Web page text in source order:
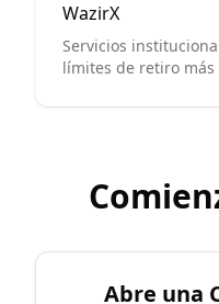
WazirX
Servicios
límites de retiro más
Abre una